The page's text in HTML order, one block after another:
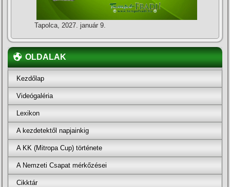
Tapolca, 2027. január 9.
OLDALAK
Kezdőlap
Videógaléria
Lexikon
A kezdetektől napjainkig
A KK (Mitropa Cup) története
A Nemzeti Csapat mérkőzései
Cikktár